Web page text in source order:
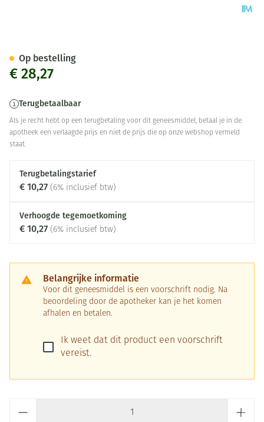
€ 28,27
Terugbetaalbaar
Als je recht hebt op een terugbetaling voor dit geneesmiddel, betaal je in de
apotheek een verlaagde prijs en niet de prijs die op onze webshop vermeld
staat.
Terugbetalingstarief
€ 10,27 (6% inclusief btw)
Verhoogde tegemoetkoming
€ 10,27 (6% inclusief btw)
Belangrijke informatie
Voor dit geneesmiddel is een voorschrift nodig. Na
beoordeling door de apotheker kan je het komen
afhalen en betalen.
Ik weet dat dit product een voorschrift
vereist.
Op bestelling